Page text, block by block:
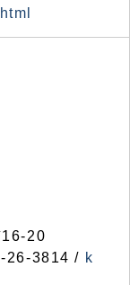
20
26-3814 / k